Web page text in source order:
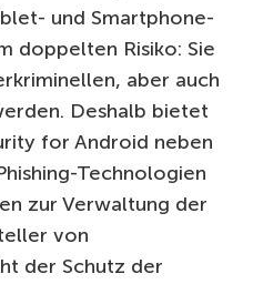
und Smartphone-
doppelten Risiko: Sie
aber auch
Deshalb bietet
for Android neben
Technologien
zur Verwaltung der
von
der Schutz der